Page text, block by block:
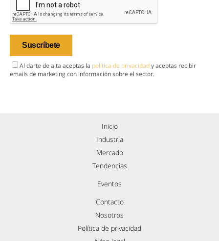
Al darte de alta aceptas la política de privacidady aceptas recibir
emails de marketing con información sobre el sector.
Inicio
Industria
Mercado
Tendencias
Eventos
Contacto
Nosotros
Política de privacidad